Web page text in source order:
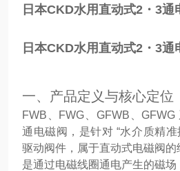
日本CKD水用直动式2・3
日本CKD水用直动式2・3
一、产品定义与核心定位
FWB、FWG、GFWB、
通电磁阀，是针对 “水介质精
驱动阀件，属于直动式电磁阀
是通过电磁线圈通电产生的磁